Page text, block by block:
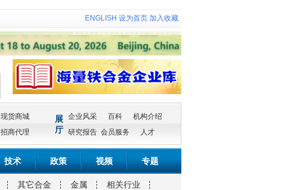
ENGLISH 设为首页 加入收藏
现货商城
招商代理
展
厅
企业风采 百科
机构介绍
研究报告 会员服务 人才
技术 政策 视频 专题
其它合金 金属 相关行业